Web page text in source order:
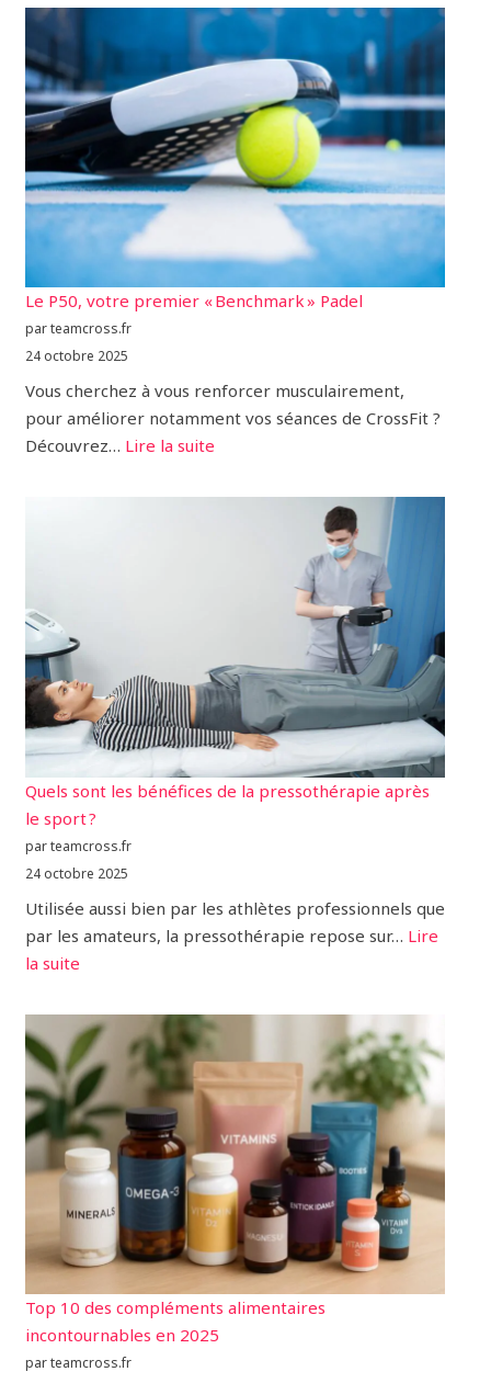
Le P50, votre premier « Benchmark » Padel
par teamcross.fr
24 octobre 2025
Vous cherchez à vous renforcer musculairement,
pour améliorer notamment vos séances de CrossFit ?
Découvrez… Lire la suite
Quels sont les bénéfices de la pressothérapie après
le sport ?
par teamcross.fr
24 octobre 2025
Utilisée aussi bien par les athlètes professionnels que
par les amateurs, la pressothérapie repose sur… Lire
la suite
Top 10 des compléments alimentaires
incontournables en 2025
par teamcross.fr